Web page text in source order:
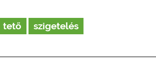
tető szigetelés